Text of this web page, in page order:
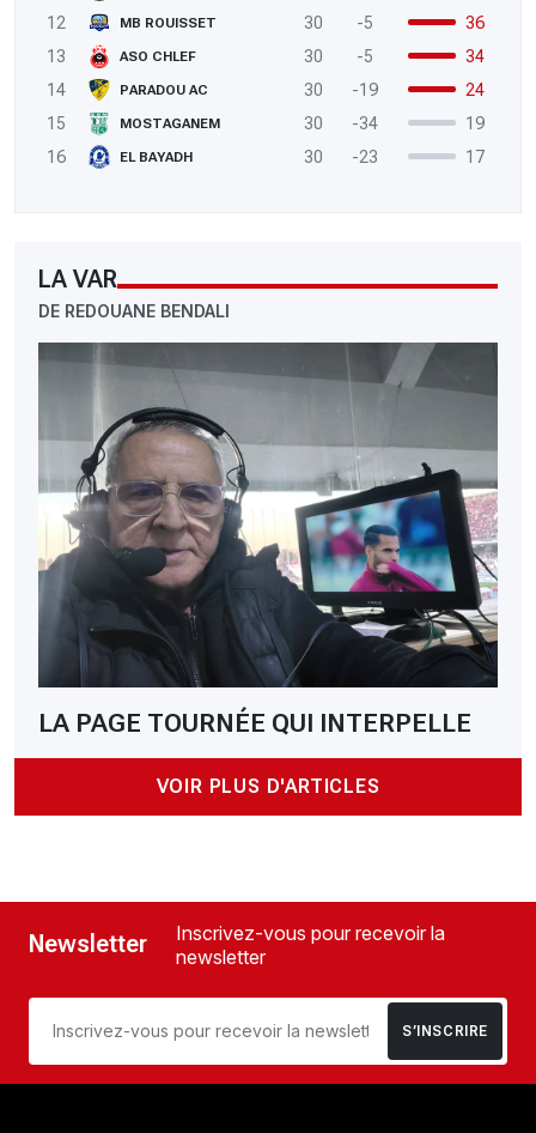
12
MB ROUISSET 30 -5
36
13
ASO CHLEF 30 -5
34
14
PARADOU AC 30 -19
24
15
MOSTAGANEM 30 -34
19
16
EL BAYADH 30 -23 17
LA VAR
DE REDOUANE BENDALI
LA PAGE TOURNÉE QUI INTERPELLE
VOIR PLUS D'ARTICLES
Newsletter
Inscrivez-vous pour recevoir la
newsletter
S’INSCRIRE